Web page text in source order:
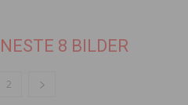
8 BILDER
2